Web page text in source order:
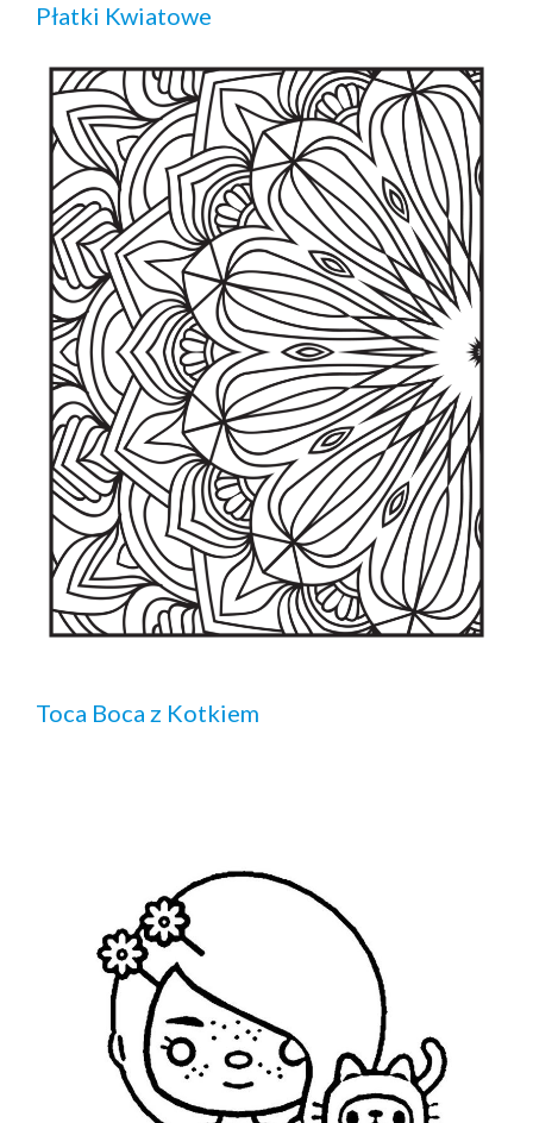
Płatki Kwiatowe
Toca Boca z Kotkiem